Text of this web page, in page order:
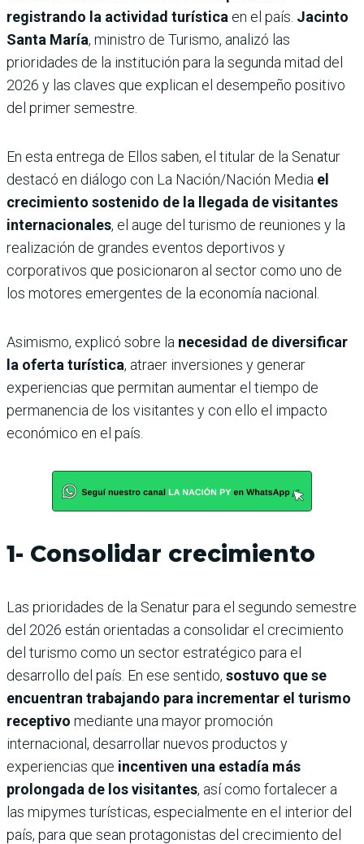
registrando la actividad turística en el país. Jacinto
Santa María, ministro de Turismo, analizó las
prioridades de la institución para la segunda mitad del
2026 y las claves que explican el desempeño positivo
del primer semestre.
En esta entrega de Ellos saben, el titular de la Senatur
destacó en diálogo con La Nación/Nación Media el
crecimiento sostenido de la llegada de visitantes
internacionales, el auge del turismo de reuniones y la
realización de grandes eventos deportivos y
corporativos que posicionaron al sector como uno de
los motores emergentes de la economía nacional.
Asimismo, explicó sobre la necesidad de diversificar
la oferta turística, atraer inversiones y generar
experiencias que permitan aumentar el tiempo de
permanencia de los visitantes y con ello el impacto
económico en el país.
1- Consolidar crecimiento
Las prioridades de la Senatur para el segundo semestre
del 2026 están orientadas a consolidar el crecimiento
del turismo como un sector estratégico para el
desarrollo del país. En ese sentido, sostuvo que se
encuentran trabajando para incrementar el turismo
receptivo mediante una mayor promoción
internacional, desarrollar nuevos productos y
experiencias que incentiven una estadía más
prolongada de los visitantes, así como fortalecer a
las mipymes turísticas, especialmente en el interior del
país, para que sean protagonistas del crecimiento del